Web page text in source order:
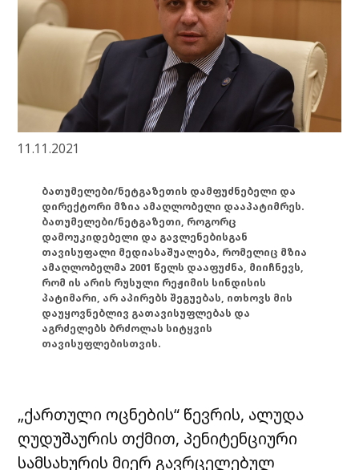
11.11.2021
ბათუმელები/ნეტგაზეთის დამფუძნებელი და
დირექტორი მზია ამაღლობელი დააპატიმრეს.
ბათუმელები/ნეტგაზეთი, როგორც
დამოუკიდებელი და გავლენებისგან
თავისუფალი მედიასაშუალება, რომელიც მზია
ამაღლობელმა 2001 წელს დააფუძნა, მიიჩნევს,
რომ ის არის რუსული რეჟიმის სინდისის
პატიმარი, არ აპირებს შეგუებას, ითხოვს მის
დაუყოვნებლივ გათავისუფლებას და
აგრძელებს ბრძოლას სიტყვის
თავისუფლებისთვის.
„ქართული ოცნების“ წევრის, ალუდა
ღუდუშაურის თქმით, პენიტენციური
სამსახურის მიერ გავრცელებულ